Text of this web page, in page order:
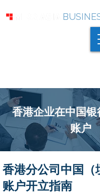
香港企业在中国
账户
香港分公司中国（
账户开立指南